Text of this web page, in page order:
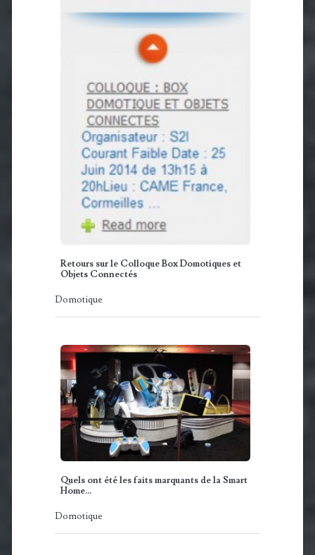
Retours sur le Colloque Box Domotiques et
Objets Connectés
Domotique
Quels ont été les faits marquants de la Smart
Home…
Domotique